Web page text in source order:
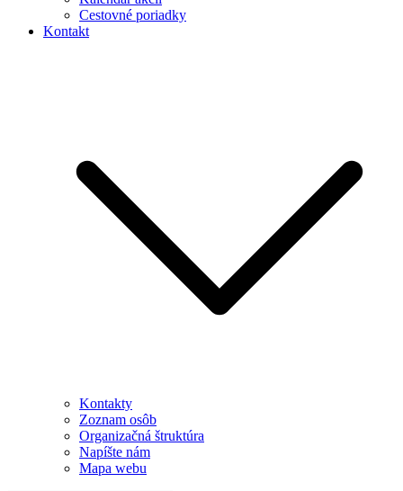
Cestovné poriadky
Kontakt
Kontakty
Zoznam osôb
Organizačná štruktúra
Napíšte nám
Mapa webu